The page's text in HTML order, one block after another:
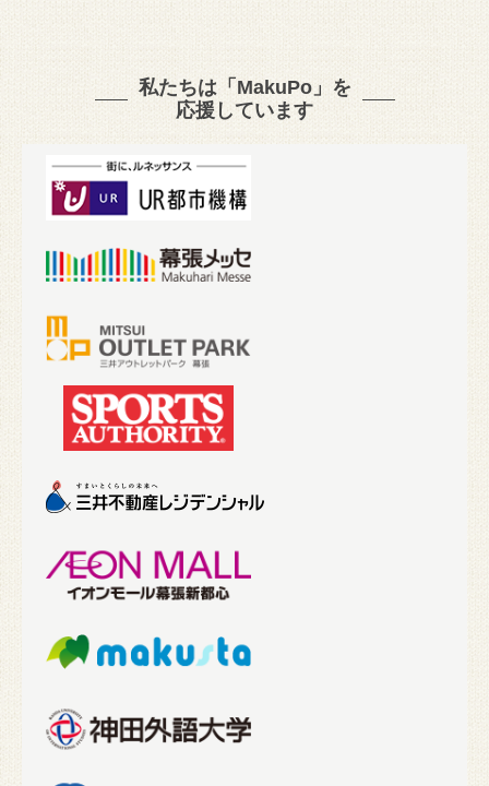
私たちは「MakuPo」を
応援しています